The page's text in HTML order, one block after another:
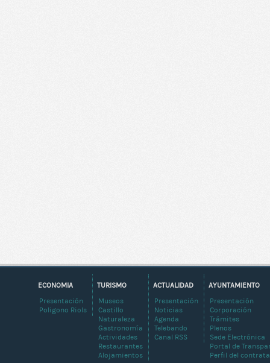
AYUNTAMIENTO
Presentación
Corporación
Trámites
Plenos
Sede Electrónica
Portal de
Perfil del
ACTUALIDAD
Presentación
Noticias
Agenda
Telebando
Canal RSS
TURISMO
Museos
Castillo
Naturaleza
Gastronomía
Actividades
Restaurantes
Alojamientos
ECONOMIA
Presentación
Poligono Riols